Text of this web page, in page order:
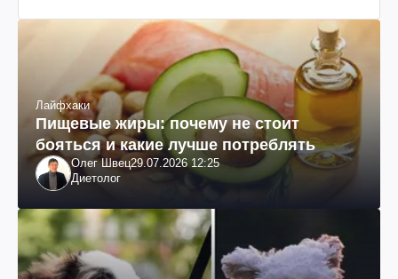
Лайфхаки
Пищевые жиры: почему не стоит
бояться и какие лучше потреблять
Олег Швец29.07.2026 12:25
Диетолог